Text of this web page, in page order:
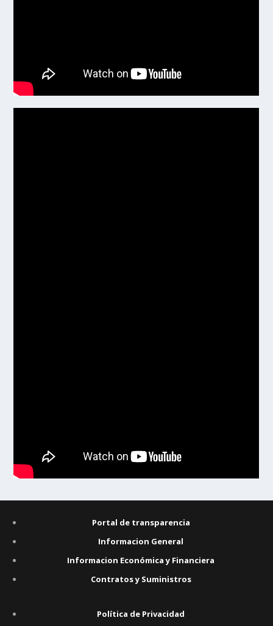
Portal de transparencia
Informacion General
Informacion Económica y Financiera
Contratos y Suministros
Política de Privacidad